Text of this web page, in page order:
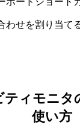
わせを割り当て
ティモニタ
使い方